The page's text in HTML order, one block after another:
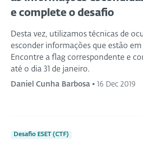
e complete o desafio
Desta vez, utilizamos técnicas de
esconder informações que estão
Encontre a flag correspondente e
até o dia 31 de janeiro.
Daniel Cunha Barbosa • 16 Dec 2019
Desafio ESET (CTF)